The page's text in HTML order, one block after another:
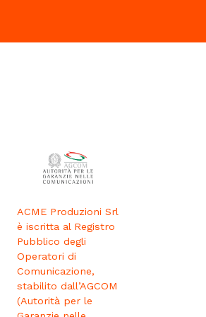
ACME Produzioni Srl
è iscritta al Registro
Pubblico degli
Operatori di
Comunicazione,
stabilito dall’AGCOM
(Autorità per le